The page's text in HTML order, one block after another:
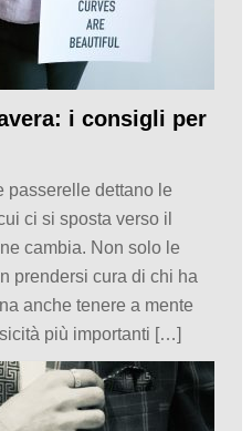
i consigli per
passerelle dettano le
ci si sposta verso il
cambia. Non solo le
prendersi cura di chi ha
anche tenere a mente
più importanti […]